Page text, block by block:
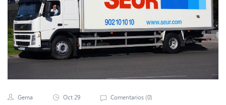
Gema Oct 29 Comentarios (0)